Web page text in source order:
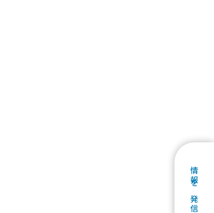
情報を発信中